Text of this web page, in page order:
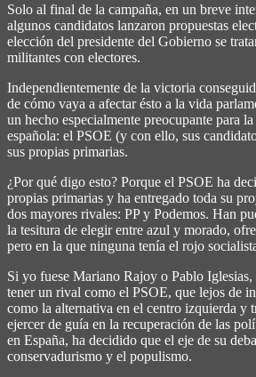
Solo al final de la campaña, en un breve
algunos candidatos lanzaron propuestas
elección del presidente del Gobierno se
militantes con electores.
Independientemente de la victoria
de cómo vaya a afectar ésto a la vida
un hecho especialmente preocupante para
española: el PSOE (y con ello, sus
sus propias primarias.
¿Por qué digo esto? Porque el PSOE ha
propias primarias y ha entregado toda su
dos mayores rivales: PP y Podemos. Han
la tesitura de elegir entre azul y morado,
pero en la que ninguna tenía el rojo
Si yo fuese Mariano Rajoy o Pablo Iglesias,
tener un rival como el PSOE, que lejos de
como la alternativa en el centro izquierda y
ejercer de guía en la recuperación de las
en España, ha decidido que el eje de su
conservadurismo y el populismo.